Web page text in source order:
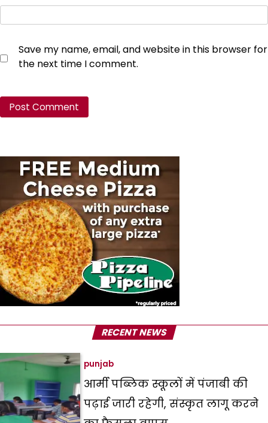
Save my name, email, and website in this browser for
the next time I comment.
RECENT NEWS
punjab
आर्मी पब्लिक स्कूलों में पंजाबी की
पढ़ाई जारी रहेगी, संस्कृत लागू करने